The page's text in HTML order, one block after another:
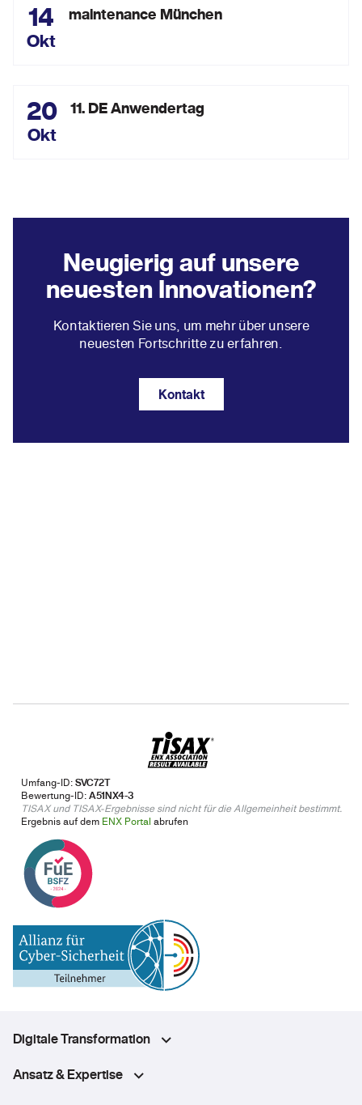
14
Okt
maintenance München
20
Okt
11. DE Anwendertag
Neugierig auf unsere
neuesten Innovationen?
Kontaktieren Sie uns, um mehr über unsere
neuesten Fortschritte zu erfahren.
Kontakt
Umfang-ID:SVC72T
Bewertung-ID:A51NX4-3
TISAX und TISAX-Ergebnisse sind nicht für die Allgemeinheit bestimmt.
Ergebnis auf dem ENX Portal abrufen
Digitale Transformation
Ansatz & Expertise